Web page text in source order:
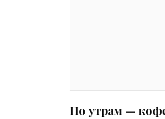
По утрам —